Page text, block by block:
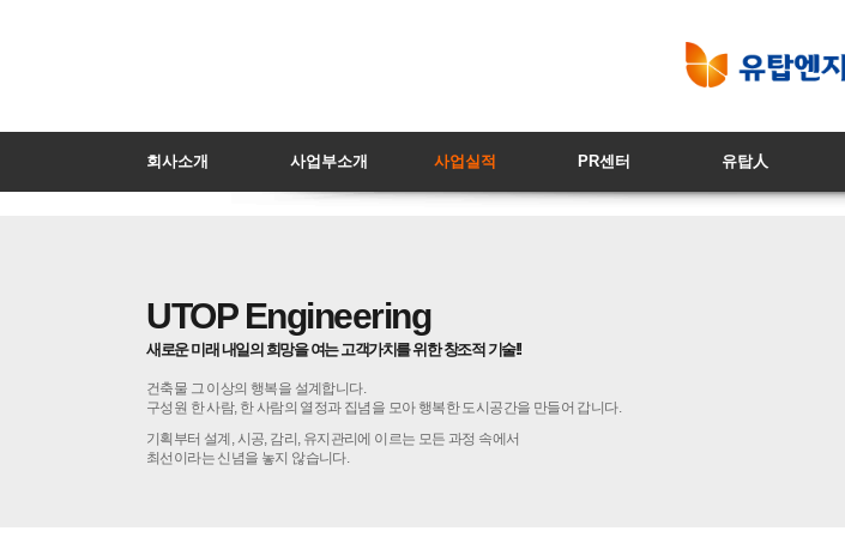
회사소개 사업부소개 사업실적 PR센터 유탑人
UTOPEngineering
새로운미래내일의희망을여는고객가치를위한창조적기술!!
건축물그이상의행복을설계합니다.
구성원한사람,한사람의열정과집념을모아행복한도시공간을만들어갑니다.
기획부터설계,시공,감리,유지관리에이르는모든과정속에서
최선이라는신념을놓지않습니다.